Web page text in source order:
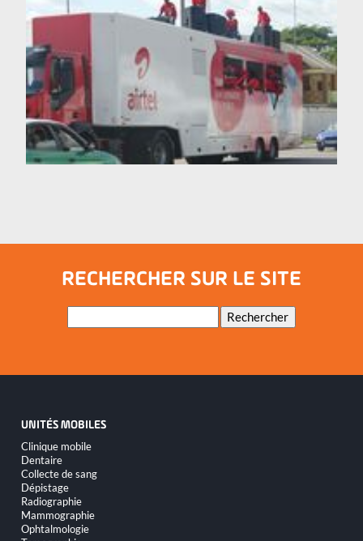
RECHERCHER SUR LE SITE
Mots-
Rechercher
UNITÉS MOBILES
Aller
au
contenu
Clinique mobile
Dentaire
Collecte de sang
Dépistage
Radiographie
Mammographie
Ophtalmologie